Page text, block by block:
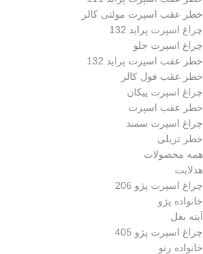
خطر عقب اسپرت مولتی کالر
چراغ اسپرت پراید 132
چراغ اسپرت جلو
خطر عقب اسپرت پراید 132
خطر عقب فول کالر
چراغ اسپرت پیکان
خطر عقب اسپرت
چراغ اسپرت سمند
خطر تریلی
همه محصولات
هدلایت
چراغ اسپرت پژو 206
خانواده پژو
آینه بغل
چراغ اسپرت پژو 405
خانواده رنو